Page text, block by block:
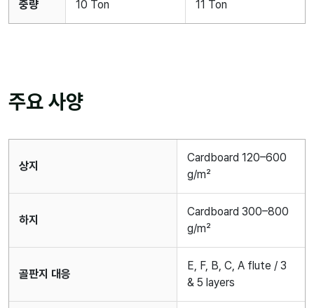
중량 10 Ton 11 Ton
주요 사양
상지
Cardboard 120–600
g/m²
하지
Cardboard 300–800
g/m²
골판지 대응
E, F, B, C, A flute / 3
& 5 layers